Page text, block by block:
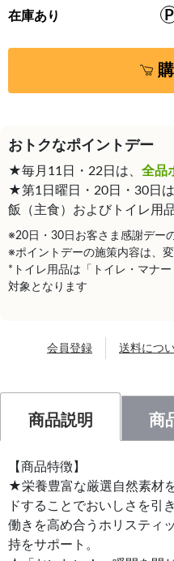
在庫あり
おトクなポイントデー
★毎月11日・22日は、 全品
★第1日曜日・20日・30日
飯（主食）およびトイレ用
※20日・30日お客さま感謝デー
※ポイントデーの施策内容は、
*トイレ用品は「トイレ・マナ
対象となります
会員登録 送料につ
商品説明 商
【商品特徴】
★栄養豊富な厳選自然素材
ドすることでおいしさを引
働きを高め合うホリスティ
持をサポート。